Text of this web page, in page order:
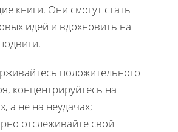
книги. Они смогут стать
идей и вдохновить на
положительного
концентрируйтесь на
а не на неудачах;
отслеживайте свой